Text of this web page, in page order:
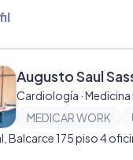
Augusto Saul
Cardiología · Medicina
MEDICAR WORK
Balcarce 175 piso 4